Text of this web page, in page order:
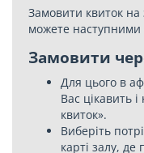
Замовити квиток на
можете наступними
Замовити
Для цього в
Вас цікавить
квиток».
Виберіть
карті залу, де